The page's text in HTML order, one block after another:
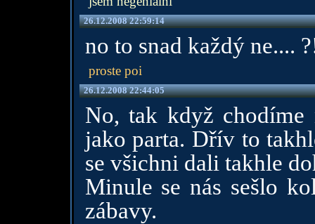
26.12.2008 22:59:14
no to snad každý ne....
proste poi
26.12.2008 22:44:05
No, tak když chodíme
jako parta. Dřív to
se všichni dali takhle
Minule se nás sešlo
zábavy.